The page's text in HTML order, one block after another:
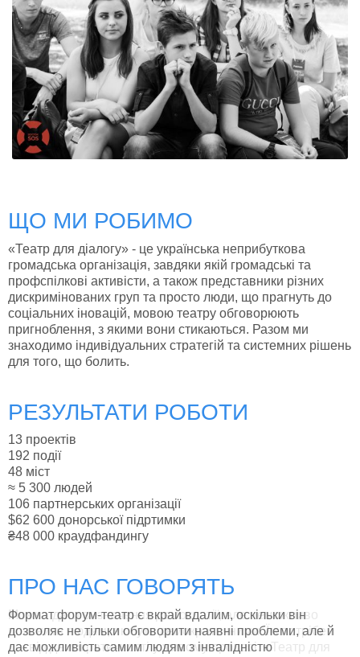
ЩО МИ РОБИМО
«Театр для діалогу» - це українська неприбуткова
громадська організація, завдяки якій громадські та
профспілкові активісти, а також представники різних
дискримінованих груп та просто люди, що прагнуть до
соціальних іновацій, мовою театру обговорюють
пригноблення, з якими вони стикаються. Разом ми
знаходимо індивідуальних стратегій та системних рішень
для того, що болить.
РЕЗУЛЬТАТИ РОБОТИ
13 проектів
192 події
48 міст
≈ 5 300 людей
106 партнерських організації
$62 600 донорської підртимки
₴48 000 краудфандингу
ПРО НАС ГОВОРЯТЬ
Формат форум-театр є вкрай вдалим, оскільки він
дозволяє не тільки обговорити наявні проблеми, але й
дає можливість самим людям з інвалідністю
Можна дати визначення демократії, але неможливо
пояснити людям, як бути демократичними. Їм потрібен
досвід демократичності у живому процесі. «Театр для